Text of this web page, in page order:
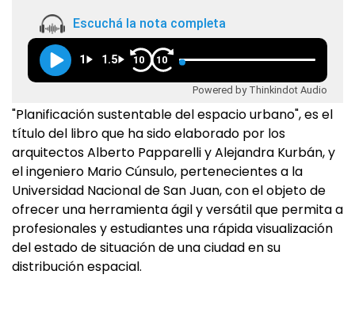
Escuchá la nota completa
1 1.5 10 10
Powered by Thinkindot Audio
"Planificación sustentable del espacio urbano", es el
título del libro que ha sido elaborado por los
arquitectos Alberto Papparelli y Alejandra Kurbán, y
el ingeniero Mario Cúnsulo, pertenecientes a la
Universidad Nacional de San Juan, con el objeto de
ofrecer una herramienta ágil y versátil que permita a
profesionales y estudiantes una rápida visualización
del estado de situación de una ciudad en su
distribución espacial.